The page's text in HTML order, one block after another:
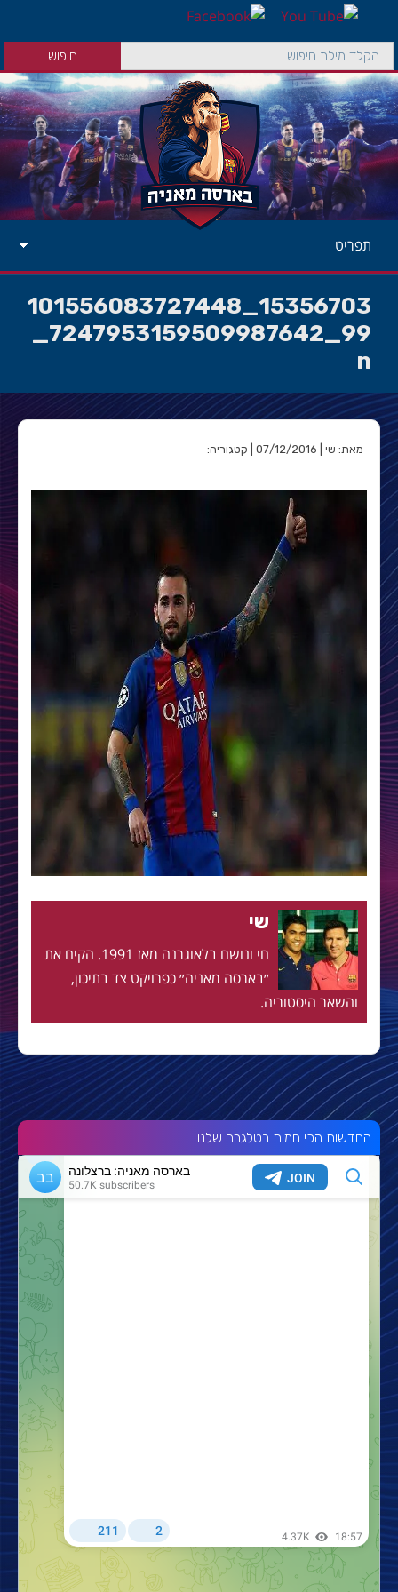
תפריט
15356703_101556083727448
99_7247953159509987642_
n
מאת: שי | 07/12/2016 | קטגוריה:
שי
חי ונושם בלאוגרנה מאז 1991. הקים את
״בארסה מאניה״ כפרויקט צד בתיכון,
והשאר היסטוריה.
החדשות הכי חמות בטלגרם שלנו